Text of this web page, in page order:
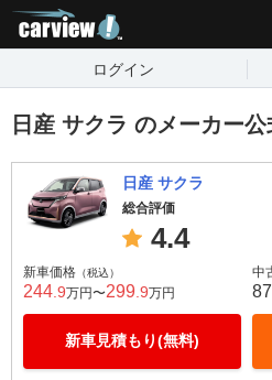
ログイン
日産 サクラ のメーカー
日産 サクラ
総合評価
4.4
新車価格 （税込）
244 .9万円〜299 .9万円
新車見積もり(無料)
中
87